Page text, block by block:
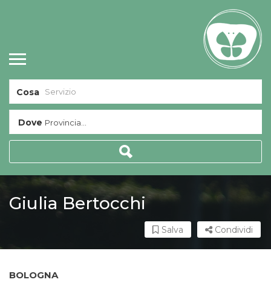
Cosa
Dove Provincia...
Giulia Bertocchi
Condividi
Salva
BOLOGNA